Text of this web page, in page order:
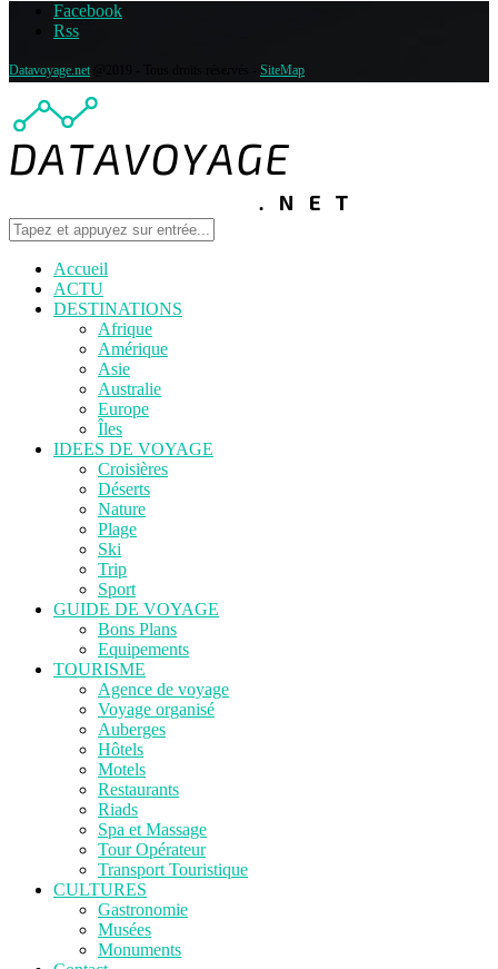
Facebook
Rss
Datavoyage.net SiteMap
Accueil
ACTU
DESTINATIONS
Afrique
Amérique
Asie
Australie
Europe
Îles
IDEES DE VOYAGE
Croisières
Déserts
Nature
Plage
Ski
Trip
Sport
GUIDE DE VOYAGE
Bons Plans
Equipements
TOURISME
Agence de voyage
Voyage organisé
Auberges
Hôtels
Motels
Restaurants
Riads
Spa et Massage
Tour Opérateur
Transport Touristique
CULTURES
Gastronomie
Musées
Monuments